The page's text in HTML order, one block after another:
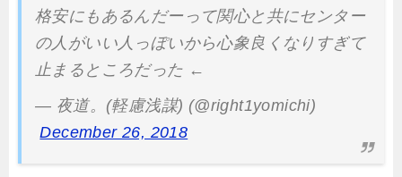
格安にもあるんだーって関心と共にセンター
の人がいい人っぽいから心象良くなりすぎて
止まるところだった ←
— 夜道。(軽慮浅謀) (@right1yomichi)
December 26, 2018